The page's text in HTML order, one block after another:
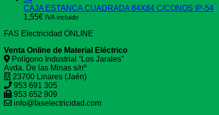
CAJA ESTANCA CUADRADA 84X84 C/CONOS IP-54
1,55€ IVA incluido
FAS Electricidad ONLINE
Venta Online de Material Eléctrico
Polígono Industrial “Los Jarales”
Avda. De las Minas s/nº
23700 Linares (Jaén)
953 691 305
953 652 909
info@faselectricidad.com